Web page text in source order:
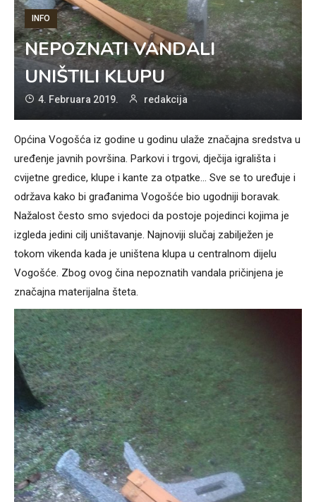
INFO
NEPOZNATI VANDALI
UNIŠTILI KLUPU
4. Februara 2019. redakcija
Općina Vogošća iz godine u godinu ulaže značajna sredstva u
uređenje javnih površina. Parkovi i trgovi, dječija igrališta i
cvijetne gredice, klupe i kante za otpatke… Sve se to uređuje i
održava kako bi građanima Vogošće bio ugodniji boravak.
Nažalost često smo svjedoci da postoje pojedinci kojima je
izgleda jedini cilj uništavanje. Najnoviji slučaj zabilježen je
tokom vikenda kada je uništena klupa u centralnom dijelu
Vogošće. Zbog ovog čina nepoznatih vandala pričinjena je
značajna materijalna šteta.